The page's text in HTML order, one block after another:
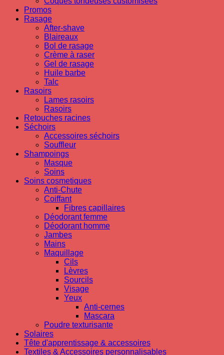
Promos
Rasage
After-shave
Blaireaux
Bol de rasage
Crème à raser
Gel de rasage
Huile barbe
Talc
Rasoirs
Lames rasoirs
Rasoirs
Retouches racines
Séchoirs
Accessoires séchoirs
Souffleur
Shampoings
Masque
Soins
Soins cosmetiques
Anti-Chute
Coiffant
Fibres capillaires
Déodorant femme
Déodorant homme
Jambes
Mains
Maquillage
Cils
Lèvres
Sourcils
Visage
Yeux
Anti-cernes
Mascara
Poudre texturisante
Solaires
Tête d'apprentissage & accessoires
Textiles & Accessoires personnalisables